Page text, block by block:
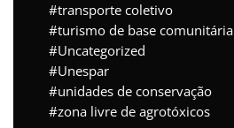
transporte coletivo
turismo de base comunitária
Uncategorized
Unespar
unidades de conservação
zona livre de agrotóxicos